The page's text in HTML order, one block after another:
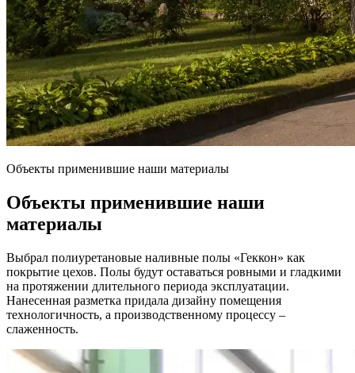
Объекты применившие наши материалы
Объекты применившие наши
материалы
Выбрал полиуретановые наливные полы «Геккон» как
покрытие цехов. Полы будут оставаться ровными и гладкими
на протяжении длительного периода эксплуатации.
Нанесенная разметка придала дизайну помещения
технологичность, а производственному процессу –
слаженность.